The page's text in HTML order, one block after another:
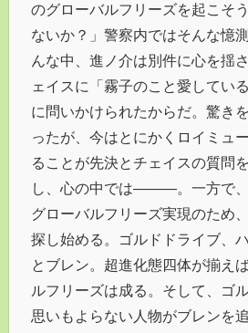
のグローバルフリーズを起こそ
ないか？」警察内ではそんな憶
んな中、進ノ介は別件に心を揺
ェイスに「霧子のこと愛してい
に問いかけられたからだ。驚き
ったが、今はとにかくロイミュ
ることが先決とチェイスの質問
し、心の中では―――。一方で
グローバルフリーズ実現のため
探し始める。ゴルドドライブ、
とブレン。超進化態四体が揃え
ルフリーズは成る。そして、ゴ
思いもよらない人物がブレン